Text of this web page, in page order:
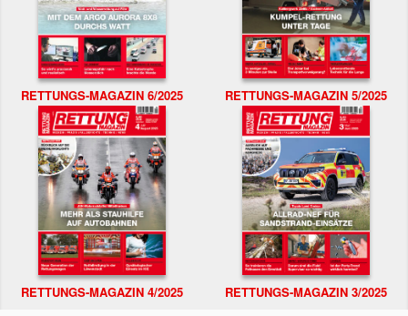
RETTUNGS-MAGAZIN 6/2025 RETTUNGS-MAGAZIN 5/2025
RETTUNGS-MAGAZIN 4/2025 RETTUNGS-MAGAZIN 3/2025